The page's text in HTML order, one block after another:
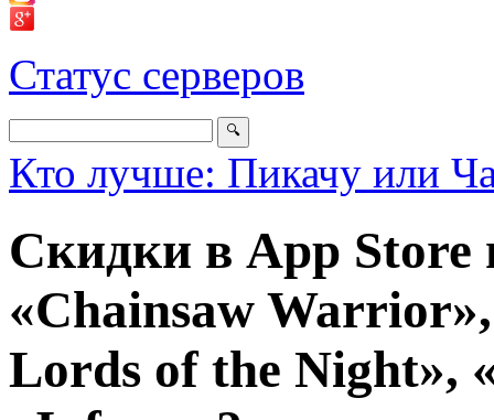
Статус серверов
Кто лучше: Пикачу или
Скидки в App Store
«Chainsaw
Lords of the Night»,